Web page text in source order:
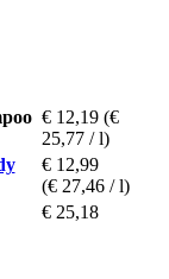
€ 12,19 (€
25,77 / l)
€ 12,99
(€ 27,46 / l)
€ 25,18